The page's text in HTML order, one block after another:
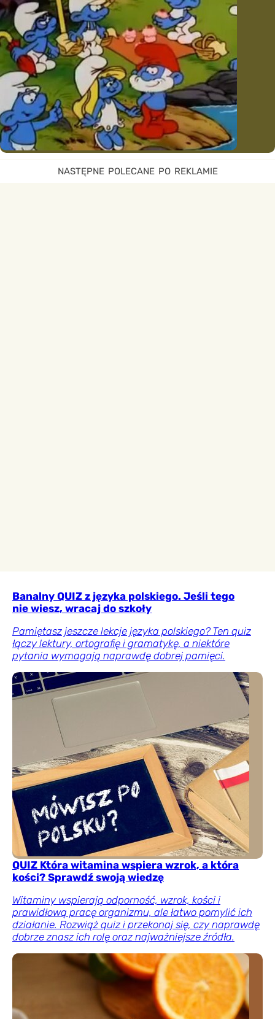
Banalny QUIZ z języka polskiego. Jeśli tego
nie wiesz, wracaj do szkoły
Pamiętasz jeszcze lekcje języka polskiego? Ten quiz
łączy lektury, ortografię i gramatykę, a niektóre
pytania wymagają naprawdę dobrej pamięci.
QUIZ Która witamina wspiera wzrok, a która
kości? Sprawdź swoją wiedzę
Witaminy wspierają odporność, wzrok, kości i
prawidłową pracę organizmu, ale łatwo pomylić ich
działanie. Rozwiąż quiz i przekonaj się, czy naprawdę
dobrze znasz ich rolę oraz najważniejsze źródła.